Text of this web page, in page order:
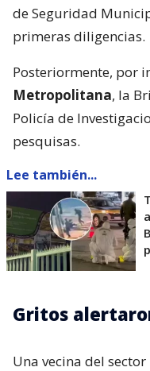
de Seguridad
primeras diligencias.
Posteriormente, por
Metropolitana, la
Policía de
pesquisas.
Lee también...
Gritos
Una vecina del